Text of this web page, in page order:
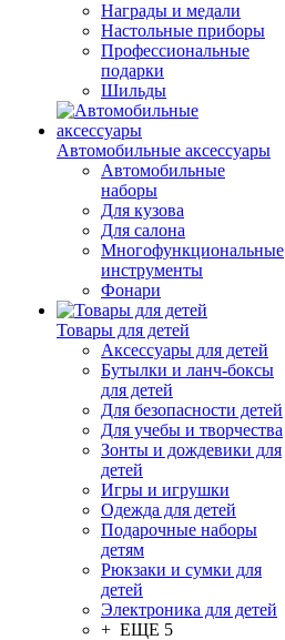
Награды и медали
Настольные приборы
Профессиональные
подарки
Шильды
Автомобильные аксессуары
Автомобильные
наборы
Для кузова
Для салона
Многофункциональные
инструменты
Фонари
Товары для детей
Аксессуары для детей
Бутылки и ланч-боксы
для детей
Для безопасности детей
Для учебы и творчества
Зонты и дождевики для
детей
Игры и игрушки
Одежда для детей
Подарочные наборы
детям
Рюкзаки и сумки для
детей
Электроника для детей
+ ЕЩЕ 5